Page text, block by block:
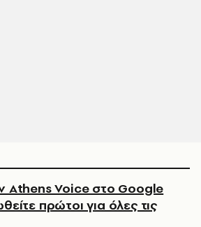
Athens Voice στο Google
πρώτοι για όλες τις